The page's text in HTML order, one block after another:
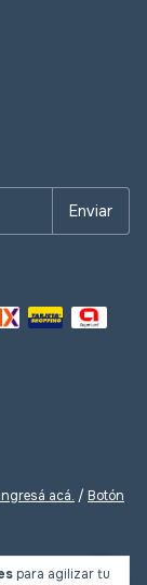
para agilizar tu
ingresá acá. / Botón